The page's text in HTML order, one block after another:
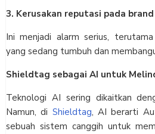
3. Kerusakan reputasi pada brand
Ini menjadi alarm serius,
yang sedang tumbuh dan
Shieldtag sebagai AI untuk
Teknologi AI sering dikaitkan
Namun, di Shieldtag, AI berarti
sebuah sistem canggih untuk